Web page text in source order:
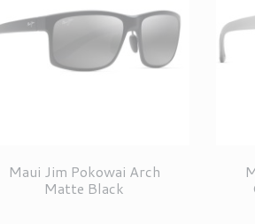
Maui Jim Pokowai Arch
Matte Black